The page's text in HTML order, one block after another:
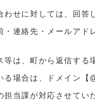
せに対しては、回答
連絡先・メールア
は、町から返信する
る場合は、ドメイン
当課が対応させてい